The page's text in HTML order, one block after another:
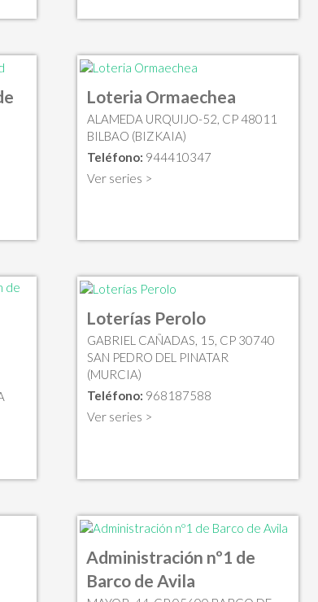
Loteria Ormaechea
ALAMEDA URQUIJO-52, CP 48011
BILBAO (BIZKAIA)
Teléfono: 944410347
Ver series >
Loterías Perolo
GABRIEL CAÑADAS, 15, CP 30740
SAN PEDRO DEL PINATAR
(MURCIA)
Teléfono: 968187588
Ver series >
Administración nº1 de
Barco de Avila